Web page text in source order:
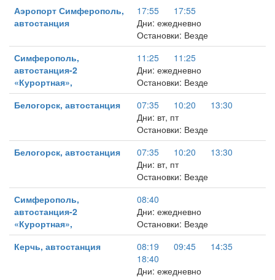
Аэропорт Симферополь,
автостанция
17:55
17:55
Дни: ежедневно
Остановки: Везде
Симферополь,
автостанция-2
«Курортная»,
11:25
11:25
Дни: ежедневно
Остановки: Везде
Белогорск, автостанция
07:35 10:20
13:30
Дни: вт, пт
Остановки: Везде
Белогорск, автостанция
07:35 10:20
13:30
Дни: вт, пт
Остановки: Везде
Симферополь,
автостанция-2
«Курортная»,
08:40
Дни: ежедневно
Остановки: Везде
Керчь, автостанция
08:19 09:45
14:35
18:40
Дни: ежедневно